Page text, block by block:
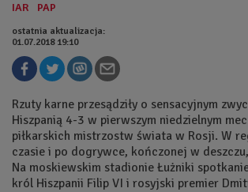
ostatnia aktualizacja:
01.07.2018 19:10
Rzuty karne przesądziły o sensacyjnym
Hiszpanią 4-3 w pierwszym niedzielnym
piłkarskich mistrzostw świata w Rosji. W
czasie i po dogrywce, kończonej w
Na moskiewskim stadionie Łużniki
król Hiszpanii Filip VI i rosyjski premier